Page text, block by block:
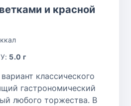
и красной
У: 5.0 г
классического
гастрономический
любого торжества. В